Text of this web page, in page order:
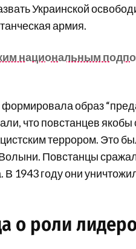
Украинской
армия.
национальным
формировала образ
что повстанцев
террором. Это
Повстанцы
В 1943 году они
о роли